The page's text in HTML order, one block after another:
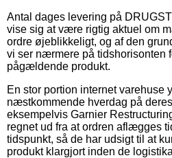
Antal dages levering på
vise sig at være rigtig aktuel om
ordre øjeblikkeligt, og af den
vi ser nærmere på tidshorisonten
pågældende produkt.
En stor portion internet varehuse
næstkommende hverdag på
eksempelvis Garnier
regnet ud fra at ordren aflægges
tidspunkt, så de har udsigt til at
produkt klargjort inden de